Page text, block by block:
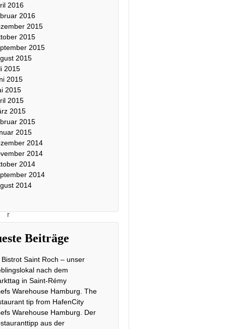
DIE
AUTORIN
Corinna
Gronau
I
c
h
b
i
n
r
n
a
G
r
o
n
2016
2016
2015
2015
2015
2015
2015
2015
2015
2015
2015
2015
2015
2014
2014
2014
2014
2014
Beiträge
Bistrot Saint Roch – unser
nach dem
in Saint-Rémy
Warehouse Hamburg. The
tip from HafenCity
Warehouse Hamburg. Der
aus der